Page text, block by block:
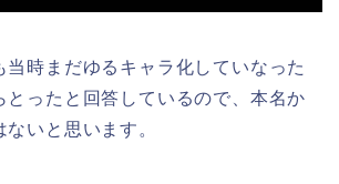
当時まだゆるキャラ化していなった
とったと回答しているので、本名か
いと思います。